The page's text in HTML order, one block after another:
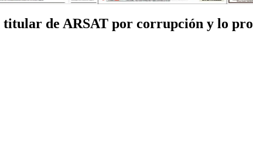
de ARSAT por corrupción y lo